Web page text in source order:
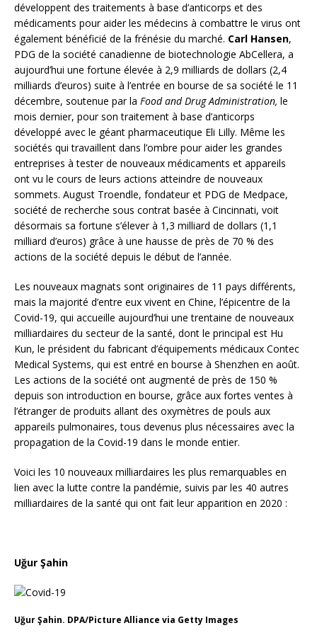
développent des traitements à base d’anticorps et des
médicaments pour aider les médecins à combattre le virus ont
également bénéficié de la frénésie du marché. Carl Hansen,
PDG de la société canadienne de biotechnologie AbCellera, a
aujourd’hui une fortune élevée à 2,9 milliards de dollars (2,4
milliards d’euros) suite à l’entrée en bourse de sa société le 11
décembre, soutenue par la Food and Drug Administration, le
mois dernier, pour son traitement à base d’anticorps
développé avec le géant pharmaceutique Eli Lilly. Même les
sociétés qui travaillent dans l’ombre pour aider les grandes
entreprises à tester de nouveaux médicaments et appareils
ont vu le cours de leurs actions atteindre de nouveaux
sommets. August Troendle, fondateur et PDG de Medpace,
société de recherche sous contrat basée à Cincinnati, voit
désormais sa fortune s’élever à 1,3 milliard de dollars (1,1
milliard d’euros) grâce à une hausse de près de 70 % des
actions de la société depuis le début de l’année.
Les nouveaux magnats sont originaires de 11 pays différents,
mais la majorité d’entre eux vivent en Chine, l’épicentre de la
Covid-19, qui accueille aujourd’hui une trentaine de nouveaux
milliardaires du secteur de la santé, dont le principal est Hu
Kun, le président du fabricant d’équipements médicaux Contec
Medical Systems, qui est entré en bourse à Shenzhen en août.
Les actions de la société ont augmenté de près de 150 %
depuis son introduction en bourse, grâce aux fortes ventes à
l’étranger de produits allant des oxymètres de pouls aux
appareils pulmonaires, tous devenus plus nécessaires avec la
propagation de la Covid-19 dans le monde entier.
Voici les 10 nouveaux milliardaires les plus remarquables en
lien avec la lutte contre la pandémie, suivis par les 40 autres
milliardaires de la santé qui ont fait leur apparition en 2020 :
Uğur Şahin
Uğur Şahin. DPA/Picture Alliance via Getty Images